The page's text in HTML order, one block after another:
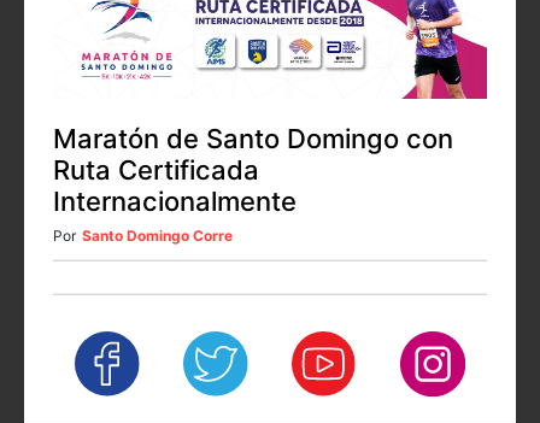
Maratón de Santo Domingo con
Ruta Certificada
Internacionalmente
Por Santo Domingo Corre